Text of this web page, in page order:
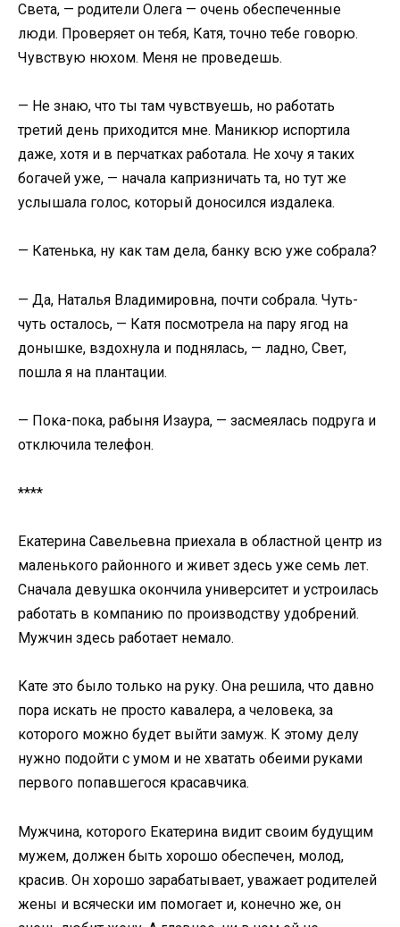
Света, — родители Олега — очень обеспеченные
люди. Проверяет он тебя, Катя, точно тебе говорю.
Чувствую нюхом. Меня не проведешь.
— Не знаю, что ты там чувствуешь, но работать
третий день приходится мне. Маникюр испортила
даже, хотя и в перчатках работала. Не хочу я таких
богачей уже, — начала капризничать та, но тут же
услышала голос, который доносился издалека.
— Катенька, ну как там дела, банку всю уже собрала?
— Да, Наталья Владимировна, почти собрала. Чуть-
чуть осталось, — Катя посмотрела на пару ягод на
донышке, вздохнула и поднялась, — ладно, Свет,
пошла я на плантации.
— Пока-пока, рабыня Изаура, — засмеялась подруга и
отключила телефон.
****
Екатерина Савельевна приехала в областной центр из
маленького районного и живет здесь уже семь лет.
Сначала девушка окончила университет и устроилась
работать в компанию по производству удобрений.
Мужчин здесь работает немало.
Кате это было только на руку. Она решила, что давно
пора искать не просто кавалера, а человека, за
которого можно будет выйти замуж. К этому делу
нужно подойти с умом и не хватать обеими руками
первого попавшегося красавчика.
Мужчина, которого Екатерина видит своим будущим
мужем, должен быть хорошо обеспечен, молод,
красив. Он хорошо зарабатывает, уважает родителей
жены и всячески им помогает и, конечно же, он